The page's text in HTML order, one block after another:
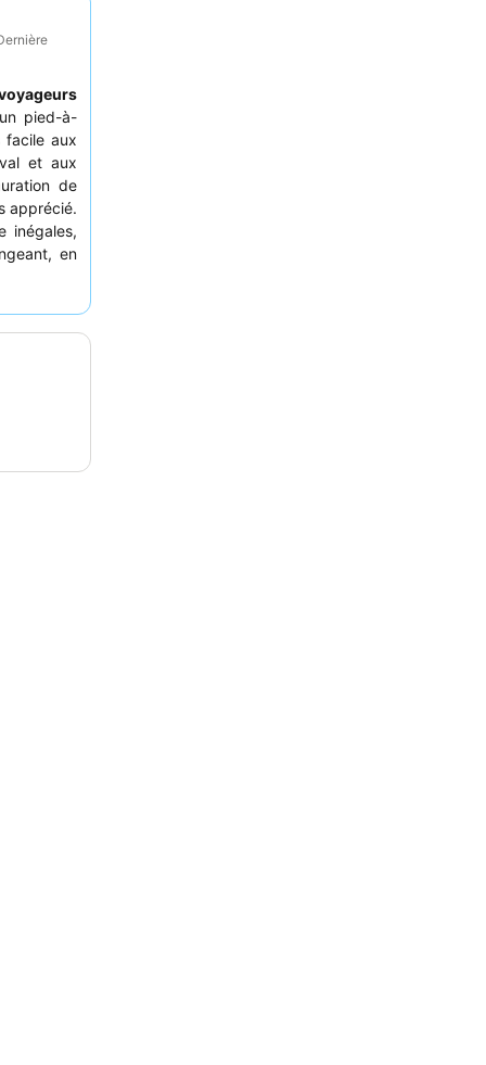
pied-à-
aux
et aux
de
apprécié.
inégales,
en